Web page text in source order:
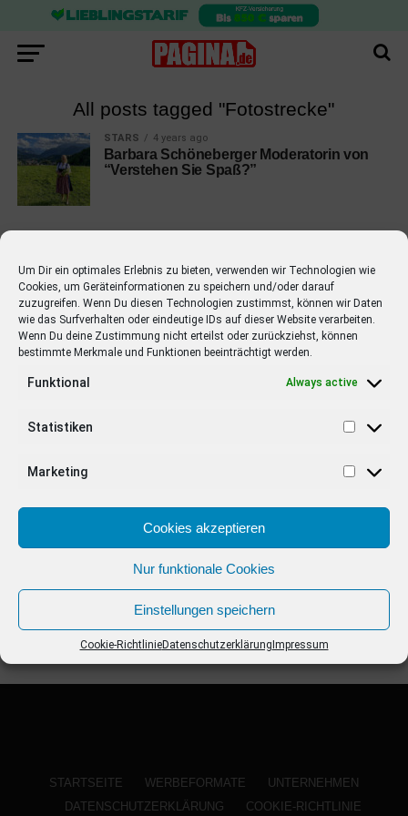
Um Dir ein optimales Erlebnis zu bieten, verwenden wir Technologien wie
Cookies, um Geräteinformationen zu speichern und/oder darauf
zuzugreifen. Wenn Du diesen Technologien zustimmst, können wir Daten
wie das Surfverhalten oder eindeutige IDs auf dieser Website verarbeiten.
Wenn Du deine Zustimmung nicht erteilst oder zurückziehst, können
bestimmte Merkmale und Funktionen beeinträchtigt werden.
Funktional Always active
Statistiken
Marketing
Cookies akzeptieren
Nur funktionale Cookies
Einstellungen speichern
Cookie-RichtlinieDatenschutzerklärung Impressum
All posts tagged "Fotostrecke"
STARS 4 years ago
Barbara Schöneberger Moderatorin von
“Verstehen Sie Spaß?”
EMPFOHLEN
STARS 4 years ago
Barbara Schöneberger Moderatorin
von “Verstehen Sie Spaß?”
STARTSEITE WERBEFORMATE
UNTERNEHMEN
DATENSCHUTZERKLÄRUNG
COOKIE-RICHTLINIE